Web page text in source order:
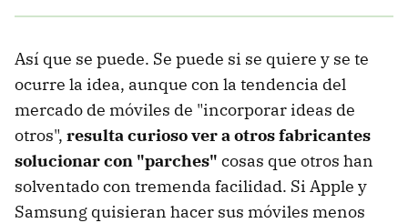
Así que se puede. Se puede si se quiere y se te
ocurre la idea, aunque con la tendencia del
mercado de móviles de "incorporar ideas de
otros", resulta curioso ver a otros fabricantes
solucionar con "parches" cosas que otros han
solventado con tremenda facilidad. Si Apple y
Samsung quisieran hacer sus móviles menos